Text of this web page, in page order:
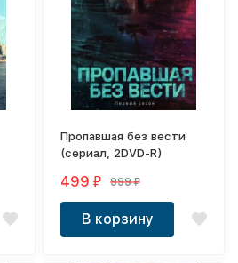
Пропавшая без вести
(сериал, 2DVD-R)
499₽ 999₽
В корзину